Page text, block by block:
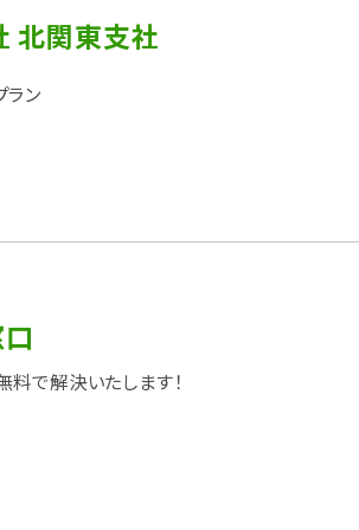
北関東支社
ラン
で解決いたします！